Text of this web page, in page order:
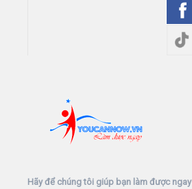
Hãy để chúng tôi giúp bạn làm được ngay